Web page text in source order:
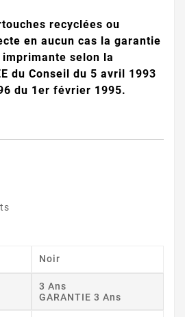
recyclées ou
en aucun cas la garantie
selon la
du Conseil du 5 avril 1993
du 1er février 1995.
Noir
3 Ans
GARANTIE 3 Ans